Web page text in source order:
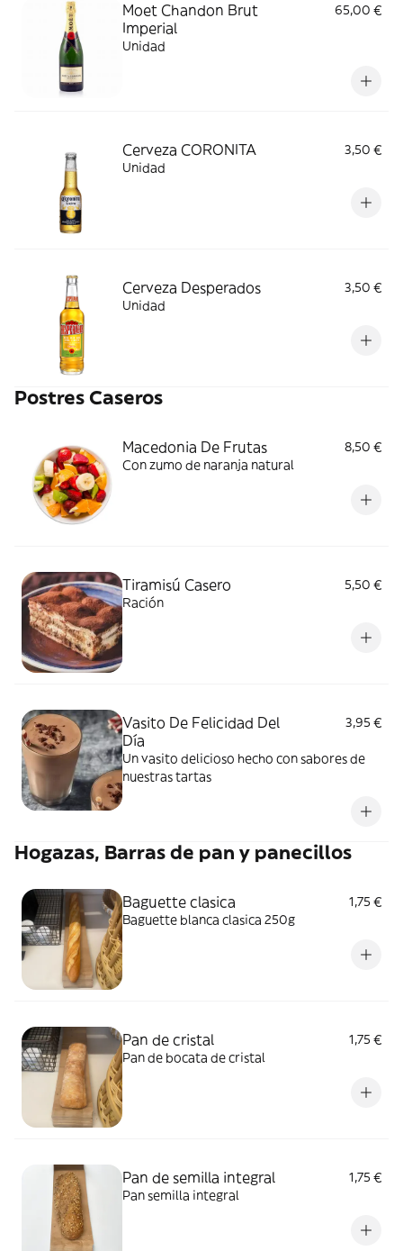
Moet Chandon Brut
Imperial
65,00 €
Unidad
Cerveza CORONITA
3,50 €
Unidad
Cerveza Desperados
3,50 €
Unidad
Postres Caseros
Macedonia De Frutas
8,50 €
Con zumo de naranja natural
Tiramisú Casero
5,50 €
Ración
Vasito De Felicidad Del
Día
3,95 €
Un vasito delicioso hecho con sabores de
nuestras tartas
Hogazas, Barras de pan y panecillos
Baguette clasica
1,75 €
Baguette blanca clasica 250g
Pan de cristal
1,75 €
Pan de bocata de cristal
Pan de semilla integral
1,75 €
Pan semilla integral